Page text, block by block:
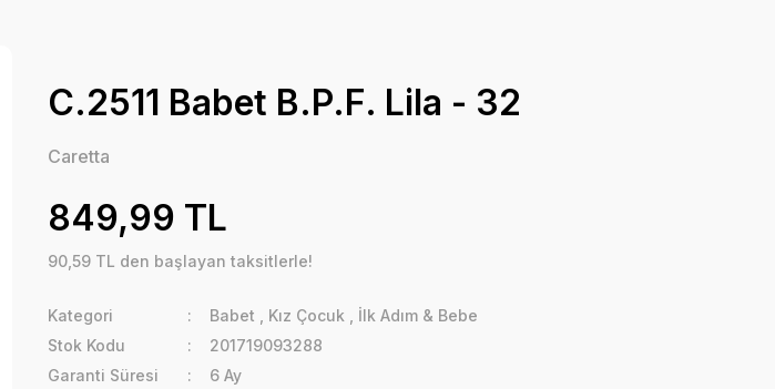
C.2511 Babet B.P.F. Lila - 32
Caretta
849,99 TL
90,59 TL den başlayan taksitlerle!
Kategori Babet Kız Çocuk
İlk Adım & Bebe
Stok Kodu
201719093288
Garanti Süresi
6 Ay